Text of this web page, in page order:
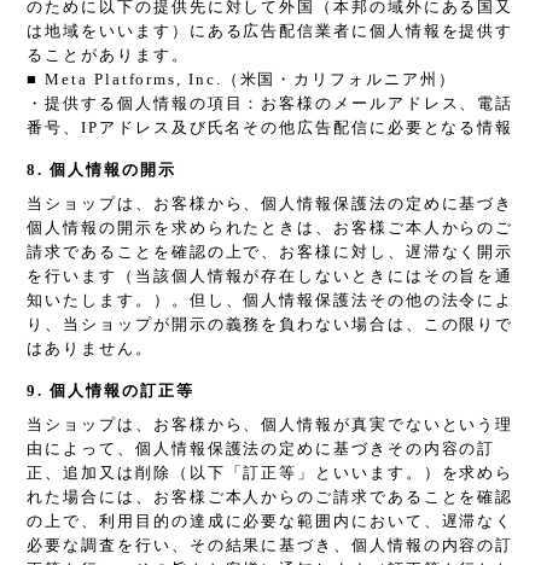
のために以下の提供先に対して外国（本邦の域外にある国又
は地域をいいます）にある広告配信業者に個人情報を提供す
ることがあります。
■ Meta Platforms, Inc.（米国・カリフォルニア州）
・提供する個人情報の項目：お客様のメールアドレス、電話
番号、IPアドレス及び氏名その他広告配信に必要となる情報
8. 個人情報の開示
当ショップは、お客様から、個人情報保護法の定めに基づき
個人情報の開示を求められたときは、お客様ご本人からのご
請求であることを確認の上で、お客様に対し、遅滞なく開示
を行います（当該個人情報が存在しないときにはその旨を通
知いたします。）。但し、個人情報保護法その他の法令によ
り、当ショップが開示の義務を負わない場合は、この限りで
はありません。
9. 個人情報の訂正等
当ショップは、お客様から、個人情報が真実でないという理
由によって、個人情報保護法の定めに基づきその内容の訂
正、追加又は削除（以下「訂正等」といいます。）を求めら
れた場合には、お客様ご本人からのご請求であることを確認
の上で、利用目的の達成に必要な範囲内において、遅滞なく
必要な調査を行い、その結果に基づき、個人情報の内容の訂